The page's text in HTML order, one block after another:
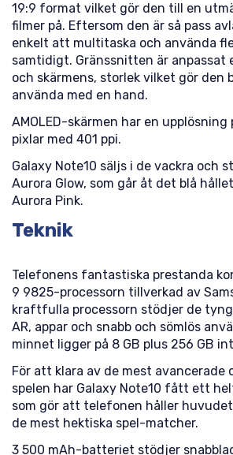
19:9 format vilket gör den till en
filmer på. Eftersom den är så pass
enkelt att multitaska och använda
samtidigt. Gränssnitten är
och skärmens, storlek vilket gör den
använda med en hand.
AMOLED-skärmen har en upplösning
pixlar med 401 ppi.
Galaxy Note10 säljs i de vackra och
Aurora Glow, som går åt det blå
Aurora Pink.
Teknik
Telefonens fantastiska prestanda
9 9825-processorn tillverkad av
kraftfulla processorn stödjer de
AR, appar och snabb och sömlös
minnet ligger på 8 GB plus 256 GB
För att klara av de mest avancerade
spelen har Galaxy Note10 fått ett
som gör att telefonen håller
de mest hektiska spel-matcher.
3 500 mAh-batteriet stödjer